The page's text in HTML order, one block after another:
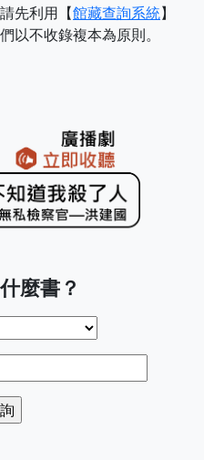
麼書？
先利用【館藏查詢系統】
以不收錄複本為原則。